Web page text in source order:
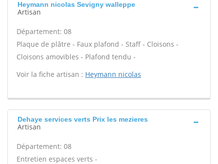
Heymann nicolas Sevigny walleppe
Artisan
Département: 08
Plaque de plâtre - Faux plafond - Staff - Cloisons -
Cloisons amovibles - Plafond tendu -
Voir la fiche artisan : Heymann nicolas
Dehaye services verts Prix les mezieres
Artisan
Département: 08
Entretien espaces verts -